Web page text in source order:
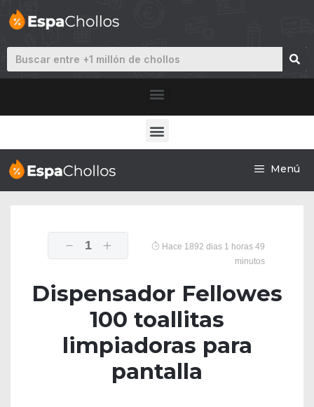
Menú
1
Hace 1892 dias 1 horas 49
minutos
Dispensador Fellowes
100 toallitas
limpiadoras para
pantalla